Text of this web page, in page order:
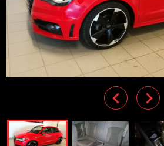
Previous
Next